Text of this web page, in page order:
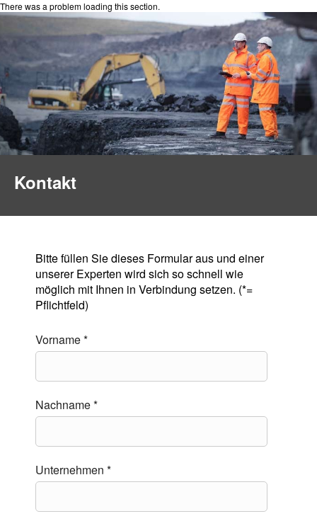
There was a problem loading this section.
Kontakt
Bitte füllen Sie dieses Formular aus und einer
unserer Experten wird sich so schnell wie
möglich mit Ihnen in Verbindung setzen. (*=
Pflichtfeld)
Vorname *
Nachname *
Unternehmen *